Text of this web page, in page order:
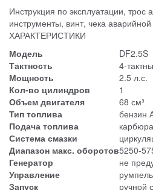
Инструкция по эксплуатации, трос
инструменты, винт, чека аварийной
ХАРАКТЕРИСТИКИ
Модель
DF2.5S
Тактность
4-
Мощность
2.5 л.с.
Кол-во цилиндров
1
Объем двигателя
68 см³
Тип топлива
бензин
Подача топлива
Система смазки
Диапазон макс. оборотов5250-
Генератор
не
Управление
Запуск
ручной